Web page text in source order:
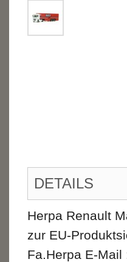
DETAILS
Herpa Renault
zur EU-
Fa.Herpa E-